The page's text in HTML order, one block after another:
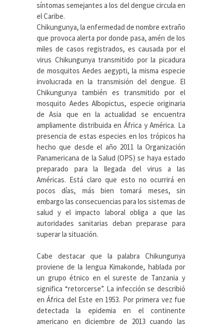
síntomas semejantes a los del dengue circula en
el Caribe.
Chikungunya, la enfermedad de nombre extraño
que provoca alerta por donde pasa, amén de los
miles de casos registrados, es causada por el
virus Chikungunya transmitido por la picadura
de mosquitos Aedes aegypti, la misma especie
involucrada en la transmisión del dengue. El
Chikungunya también es transmitido por el
mosquito Aedes Albopictus, especie originaria
de Asia que en la actualidad se encuentra
ampliamente distribuida en África y América. La
presencia de estas especies en los trópicos ha
hecho que desde el año 2011 la Organización
Panamericana de la Salud (OPS) se haya estado
preparado para la llegada del virus a las
Américas. Está claro que esto no ocurrirá en
pocos días, más bien tomará meses, sin
embargo las consecuencias para los sistemas de
salud y el impacto laboral obliga a que las
autoridades sanitarias deban preparase para
superar la situación.
Cabe destacar que la palabra Chikungunya
proviene de la lengua Kimakonde, hablada por
un grupo étnico en el sureste de Tanzania y
significa “retorcerse”. La infección se describió
en África del Este en 1953. Por primera vez fue
detectada la epidemia en el continente
americano en diciembre de 2013 cuando las